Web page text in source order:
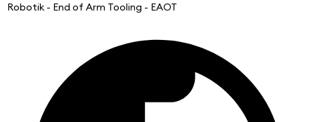
Robotik - End of Arm Tooling - EAOT